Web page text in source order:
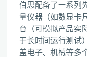
伯思配备了一系列
量仪器（如数显卡
台（可模拟产品实
于长时间运行测试
盖电子、机械等多